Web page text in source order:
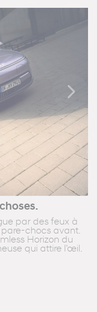
par des feux à
pare-chocs avant.
Horizon du
qui attire l’œil.
Next